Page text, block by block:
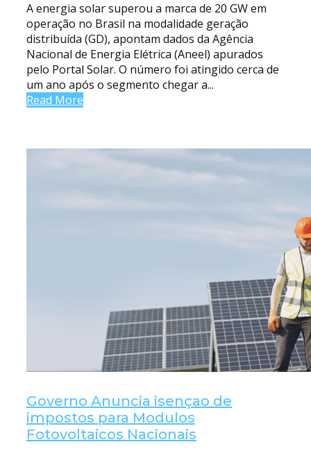
A energia solar superou a marca de 20 GW em
operação no Brasil na modalidade geração
distribuída (GD), apontam dados da Agência
Nacional de Energia Elétrica (Aneel) apurados
pelo Portal Solar. O número foi atingido cerca de
um ano após o segmento chegar a...
Read More
Governo Anuncia isençao de
impostos para Modulos
Fotovoltaicos Nacionais